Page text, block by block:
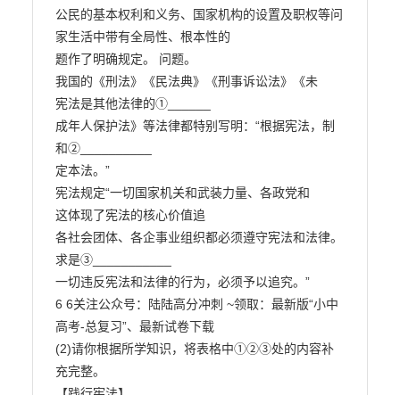
公民的基本权利和义务、国家机构的设置及职权等问
家生活中带有全局性、根本性的
题作了明确规定。 问题。
我国的《刑法》《民法典》《刑事诉讼法》《未
宪法是其他法律的①______
成年人保护法》等法律都特别写明：“根据宪法，制
和②__________
定本法。”
宪法规定“一切国家机关和武装力量、各政党和
这体现了宪法的核心价值追
各社会团体、各企事业组织都必须遵守宪法和法律。
求是③___________
一切违反宪法和法律的行为，必须予以追究。”
6 6关注公众号：陆陆高分冲刺 ~领取：最新版“小中
高考-总复习”、最新试卷下载
(2)请你根据所学知识，将表格中①②③处的内容补
充完整。